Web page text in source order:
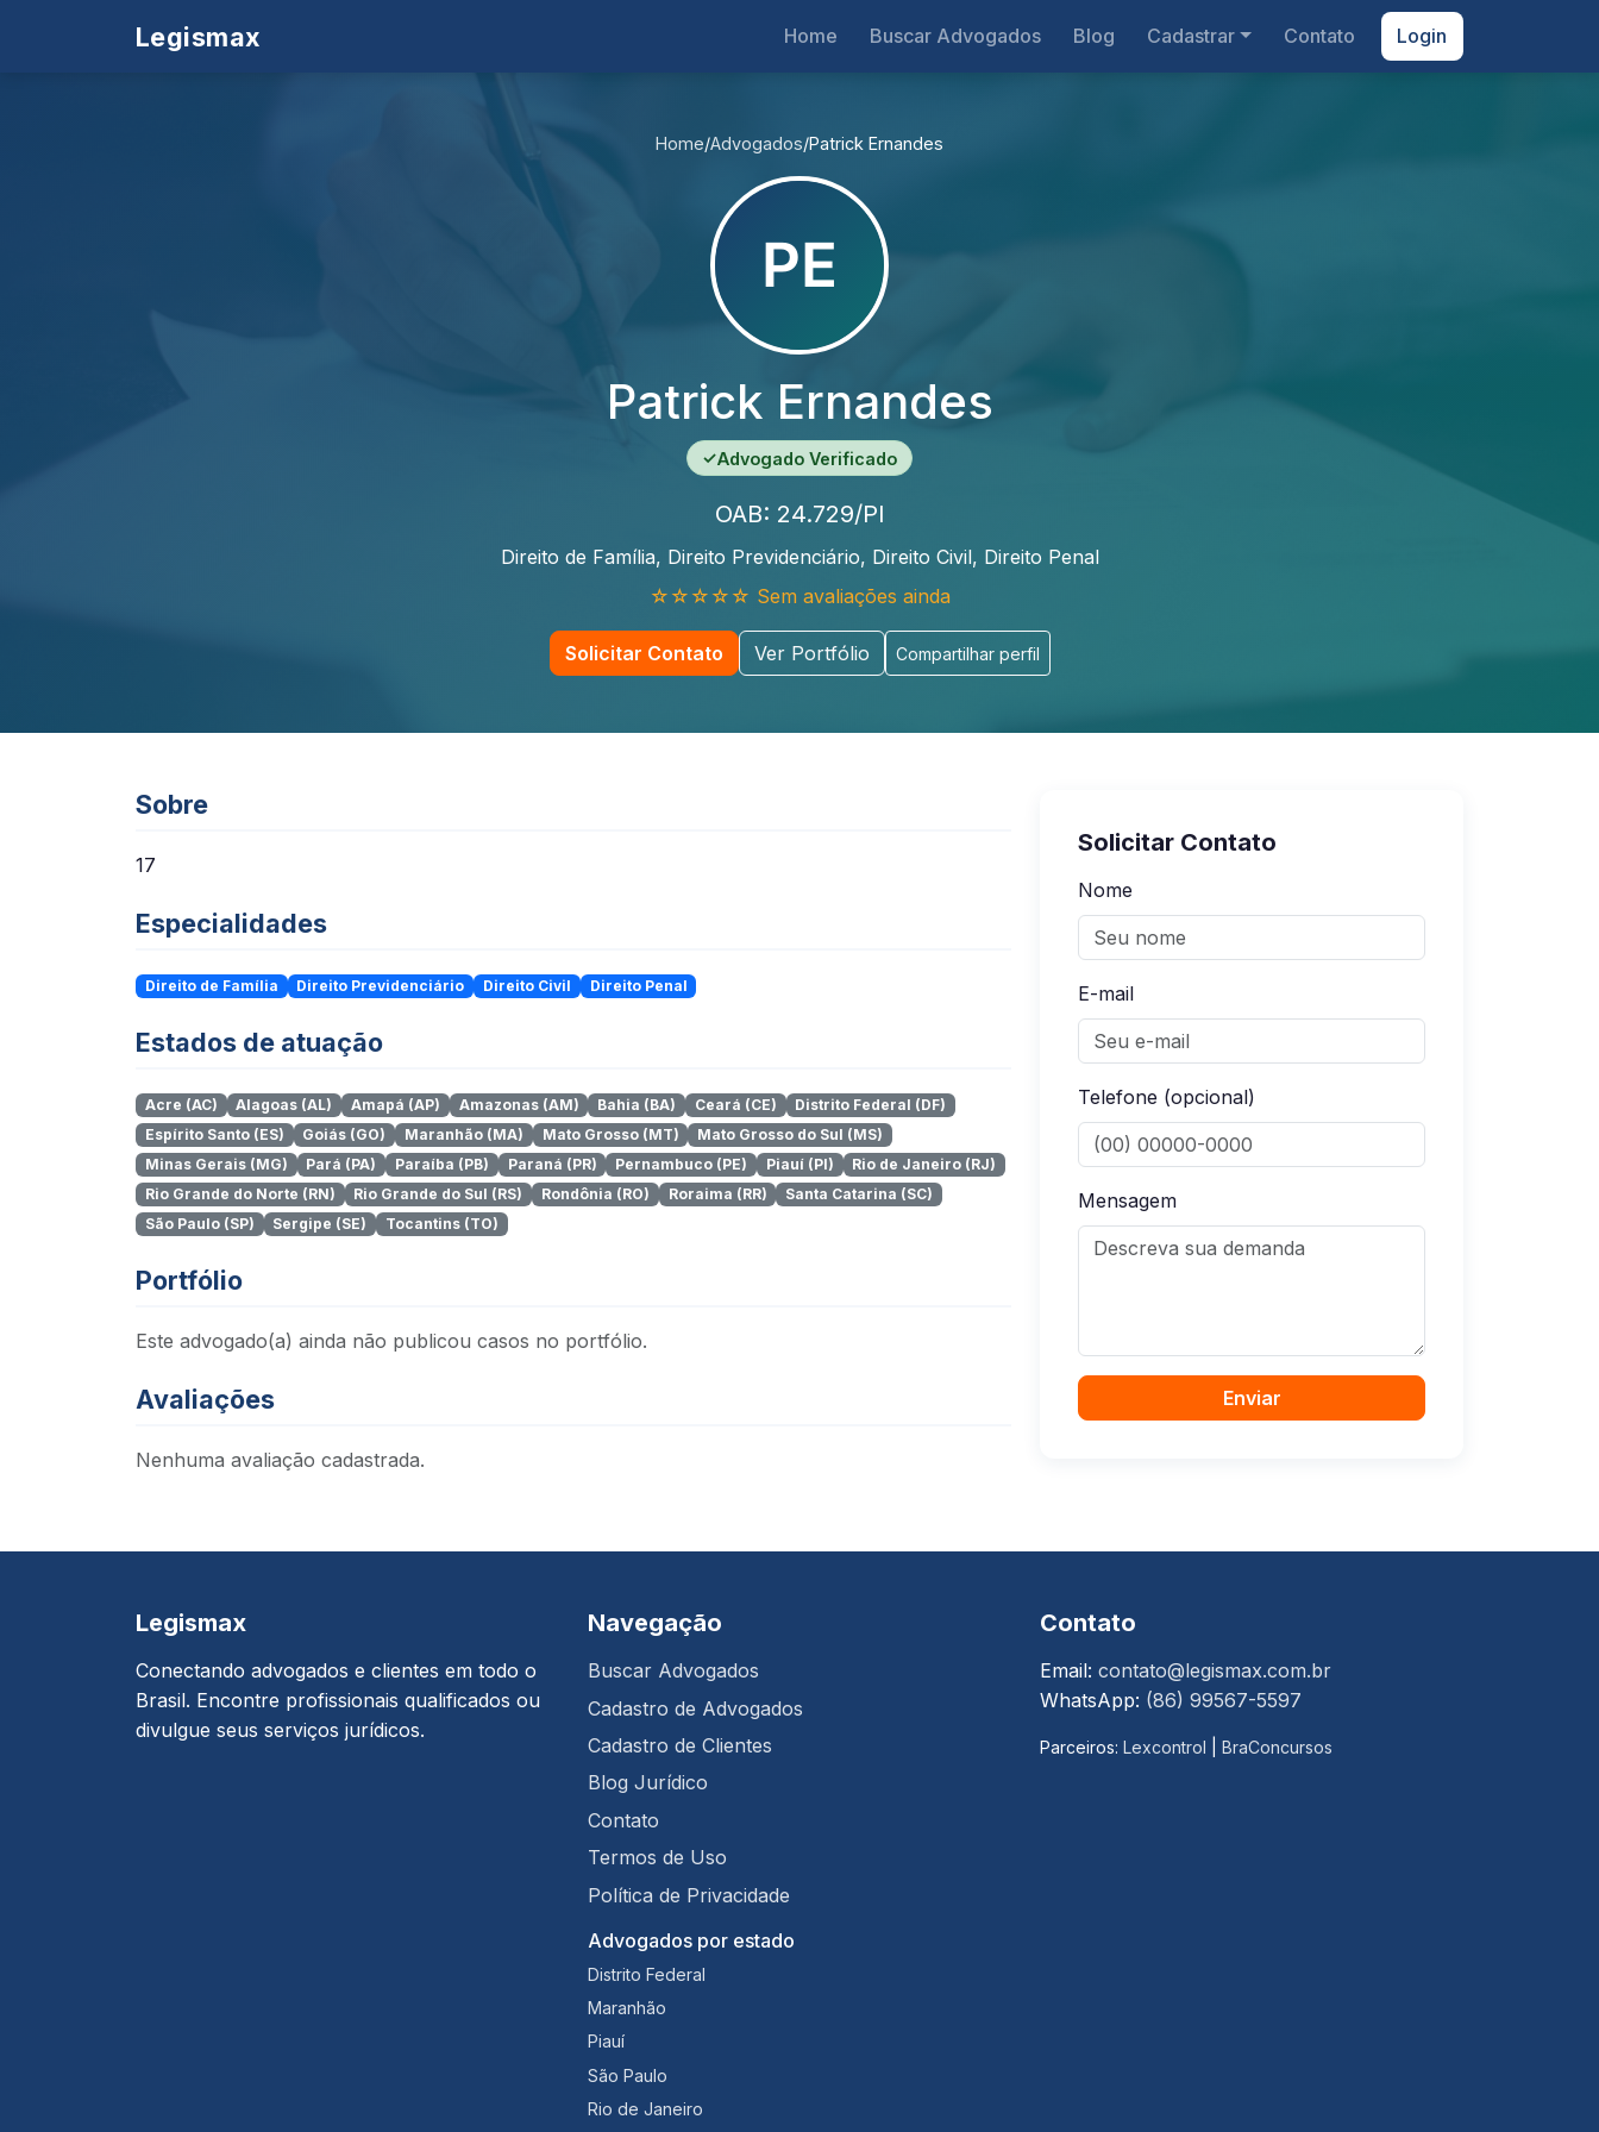
Legismax Home Buscar Advogados Blog Cadastrar Contato Login
Home/Advogados/Patrick Ernandes
Patrick Ernandes
✓Advogado Verificado
OAB: 24.729/PI
Direito de Família, Direito Previdenciário, Direito Civil, Direito Penal
☆☆☆☆☆ Sem avaliações ainda
Solicitar Contato Ver Portfólio Compartilhar perfil
Sobre
17
Especialidades
Direito de Família Direito Previdenciário Direito Civil Direito Penal
Estados de atuação
Acre (AC) Alagoas (AL) Amapá (AP) Amazonas (AM) Bahia (BA) Ceará (CE)
Distrito Federal (DF)
Espírito Santo (ES)
Goiás (GO) Maranhão (MA) Mato Grosso (MT)
Mato Grosso do Sul (MS)
Minas Gerais (MG)
Pará (PA) Paraíba (PB) Paraná (PR) Pernambuco (PE) Piauí (PI)
Rio de Janeiro (RJ)
Rio Grande do Norte (RN)
Rio Grande do Sul (RS) Rondônia (RO) Roraima (RR)
Santa Catarina (SC)
São Paulo (SP)
Sergipe (SE) Tocantins (TO)
Portfólio
Este advogado(a) ainda não publicou casos no portfólio.
Avaliações
Nenhuma avaliação cadastrada.
Solicitar Contato
Nome
E-mail
Telefone (opcional)
Mensagem
Enviar
Legismax
Conectando advogados e clientes em todo o
Brasil. Encontre profissionais qualificados ou
divulgue seus serviços jurídicos.
Navegação
Buscar Advogados
Cadastro de Advogados
Cadastro de Clientes
Blog Jurídico
Contato
Termos de Uso
Política de Privacidade
Advogados por estado
Distrito Federal
Maranhão
Piauí
São Paulo
Rio de Janeiro
Contato
Email: contato@legismax.com.br
WhatsApp: (86) 99567-5597
Parceiros: Lexcontrol BraConcursos